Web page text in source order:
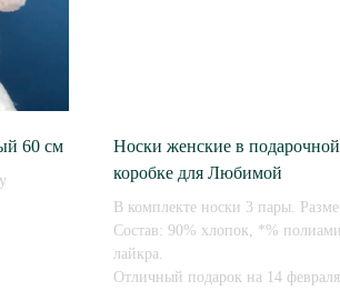
60 см
Носки женские в подарочной
коробке для Любимой
В комплекте носки 3 пары.
Состав: 90% хлопок, *%
лайкра.
Отличный подарок на 14